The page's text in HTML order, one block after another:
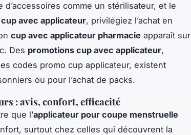
comme un stérilisateur, et le
avec applicateur, privilégiez l’achat en
cup avec applicateur pharmacie apparaît sur
Des promotions cup avec applicateur,
codes promo cup applicateur, existent
ou pour l’achat de packs.
: avis, confort, efficacité
que l’applicateur pour coupe menstruelle
surtout chez celles qui découvrent la